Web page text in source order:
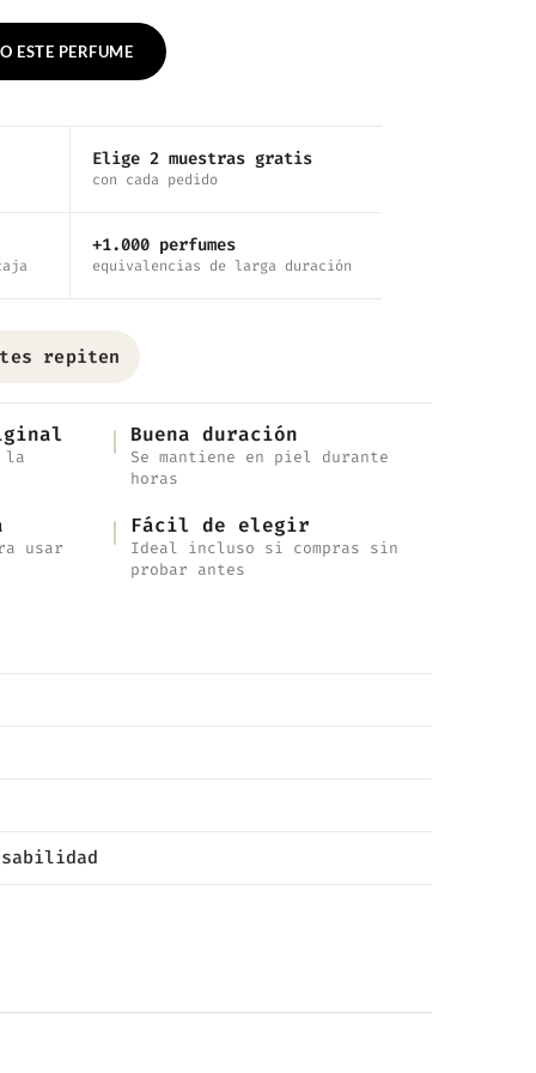
ESTE PERFUME
Elige 2 muestras gratis
con cada pedido
+1.000 perfumes
equivalencias de larga duración
repiten
la
Buena duración
Se mantiene en piel durante
horas
usar
Fácil de elegir
Ideal incluso si compras sin
probar antes